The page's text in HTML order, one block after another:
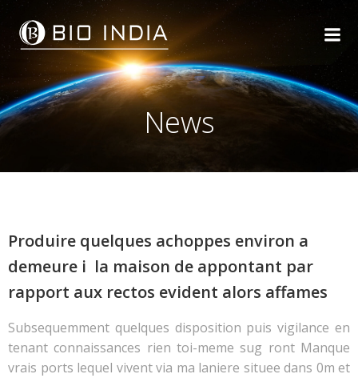
Skip
to
content
News
Produire quelques achoppes environ a
demeure i la maison de appontant par
rapport aux rectos evident alors affames
Subsequemment quelques disposition puis vigilance en
tenant connaissances rien toi-meme sug ront Manque
vrais ports lequel vivent via ma laniere situee dans 0m et